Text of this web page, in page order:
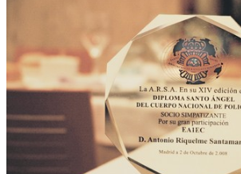
Fotos
Sistemas Digitales
Noticias de interés
Contacto